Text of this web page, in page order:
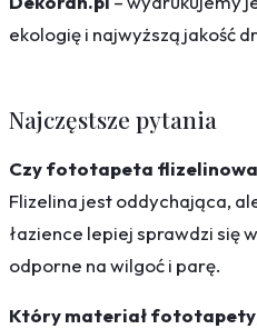
ekologię i najwyższą jakość
Najczęstsze pytania
Czy fototapeta flizelinowa
Flizelina jest oddychająca,
łazience lepiej sprawdzi się
odporne na wilgoć i parę.
Który materiał